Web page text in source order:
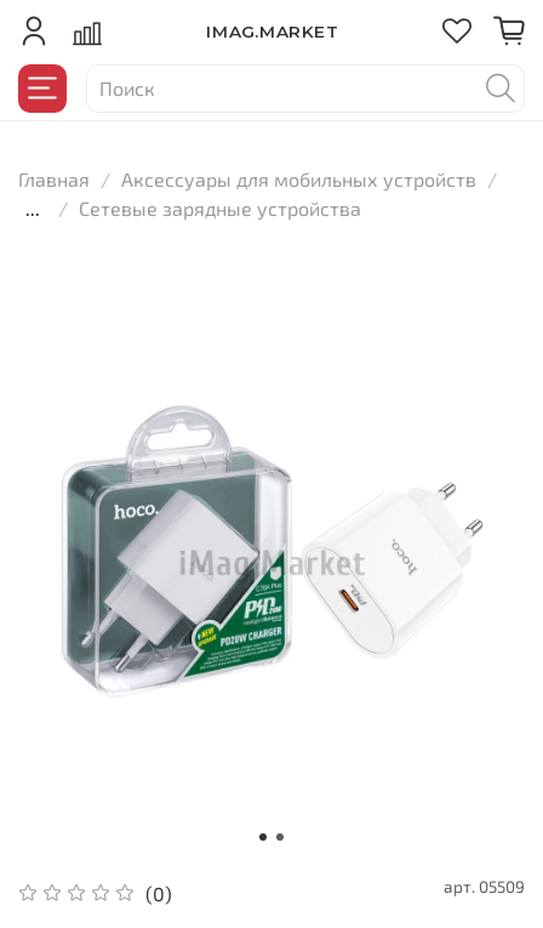
IMAG.MARKET
Главная
Аксессуары для мобильных устройств
...
Сетевые зарядные устройства
(0) арт. 05509